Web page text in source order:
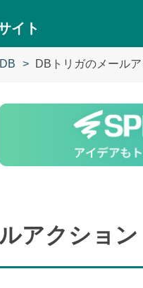
イト
DB DBトリガのメール
アクション